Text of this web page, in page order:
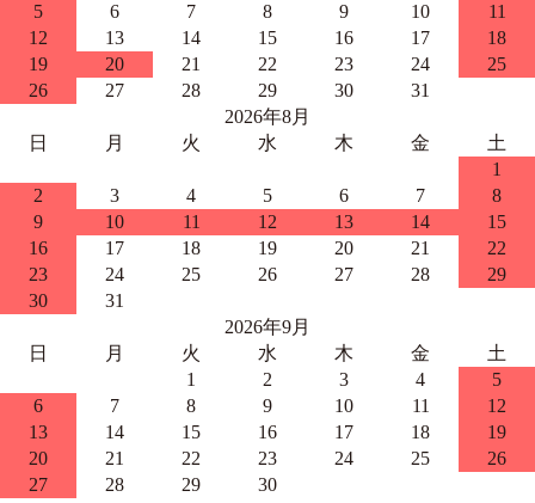
5
6 7 8 9 10
11
12
13 14 15 16 17
18
19
20 21 22 23 24
25
26
27 28 29 30
31
2026年8月
日
月 火 水 木 金
土
1
2
3 4 5 6 7
8
9
10 11 12 13 14
15
16
17 18 19 20 21
22
23
24 25 26 27 28
29
30
31
2026年9月
日
月 火 水 木 金
土
1
2 3 4
5
6
7 8 9 10 11
12
13
14 15 16 17 18
19
20
21 22 23 24 25
26
27
28 29 30